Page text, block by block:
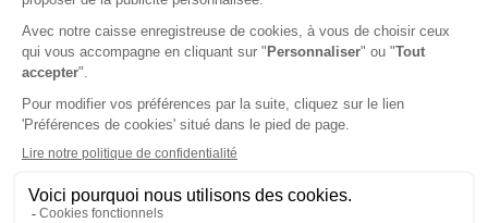
contact@toporder.fr
1 chemin Jean-Marie Vianney, 69130 Écully
©2025 Toporder. Tous droits réservés